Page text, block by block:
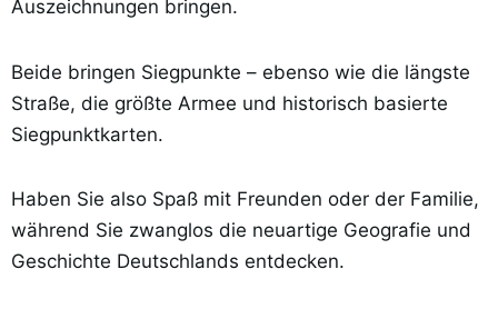
Auszeichnungen bringen.
Beide bringen Siegpunkte – ebenso wie die längste
Straße, die größte Armee und historisch basierte
Siegpunktkarten.
Haben Sie also Spaß mit Freunden oder der Familie,
während Sie zwanglos die neuartige Geografie und
Geschichte Deutschlands entdecken.